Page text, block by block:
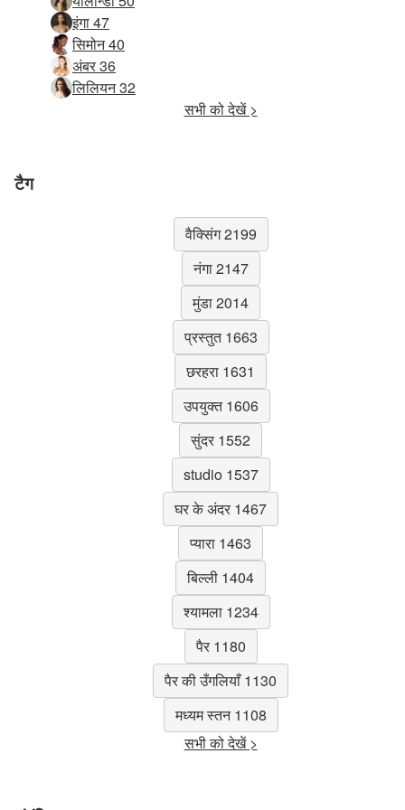
इंगा 47
सिमोन 40
अंबर 36
लिलियन 32
सभी को देखें >
टैग
वैक्सिंग 2199
नंगा 2147
मुंडा 2014
प्रस्तुत 1663
छरहरा 1631
उपयुक्त 1606
सुंदर 1552
studio 1537
घर के अंदर 1467
प्यारा 1463
बिल्ली 1404
श्यामला 1234
पैर 1180
पैर की उँगलियाँ 1130
मध्यम स्तन 1108
सभी को देखें >